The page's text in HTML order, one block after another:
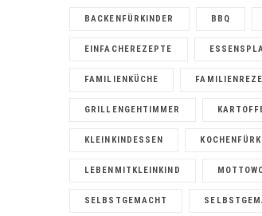
BACKENFÜRKINDER BBQ
EINFACHEREZEPTE
FAMILIENKÜCHE
GRILLENGEHTIMMER
KLEINKINDESSEN
LEBENMITKLEINKIND
SELBSTGEMACHT